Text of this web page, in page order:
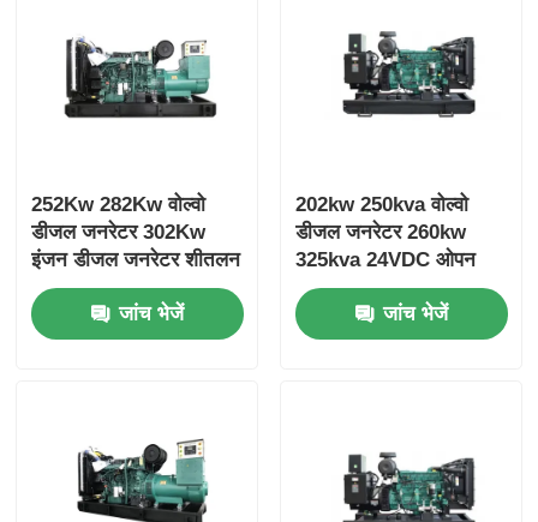
252Kw 282Kw वोल्वो
डीजल जनरेटर 302Kw
इंजन डीजल जनरेटर शीतलन
प्रणाली
जांच भेजें
202kw 250kva वोल्वो
डीजल जनरेटर 260kw
325kva 24VDC ओपन
डीजल जनरेटर सेट
जांच भेजें